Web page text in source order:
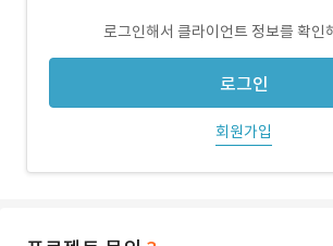
로그인해서 클라이언트 정보를 확인
로그인
회원가입